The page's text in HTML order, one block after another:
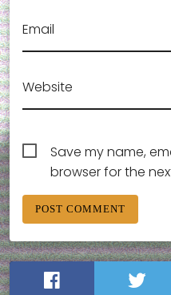
Email
Website
Save my name,
browser for the